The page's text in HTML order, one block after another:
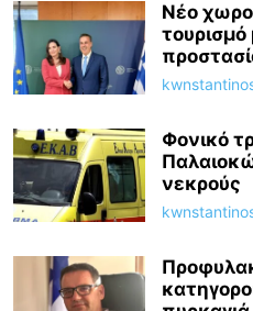
Νέο
Φονικό
νεκρούς